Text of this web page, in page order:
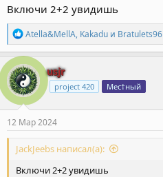
Включи 2+2 увидишь
Р
е
а
к
ц
и
и
:
Atella&MellA, Kakadu и Bratulets96
usjr
project 420 Мес†ный
12 Мар 2024
JackJeebs написал(а):
Включи 2+2 увидишь